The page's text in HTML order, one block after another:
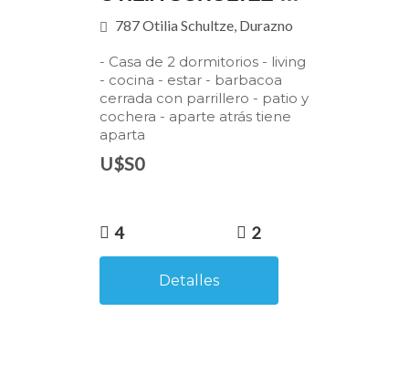
787 Otilia Schultze, Durazno
- Casa de 2 dormitorios - living
- cocina - estar - barbacoa
cerrada con parrillero - patio y
cochera - aparte atrás tiene
aparta
U$S0
4 2
Detalles